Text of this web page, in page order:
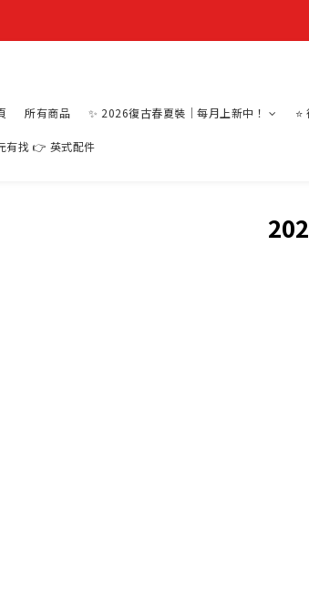
所有商品 ✨ 2026復古春夏裝｜每月上新中！
有找 👉 英式配件